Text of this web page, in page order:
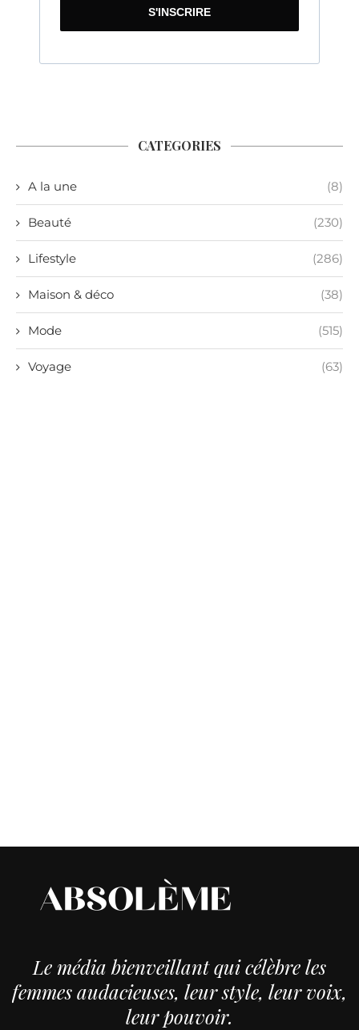
S'INSCRIRE
CATEGORIES
A la une (8)
Beauté (230)
Lifestyle (286)
Maison & déco (38)
Mode (515)
Voyage (63)
Le média bienveillant qui célèbre les
femmes audacieuses, leur style, leur voix,
leur pouvoir.